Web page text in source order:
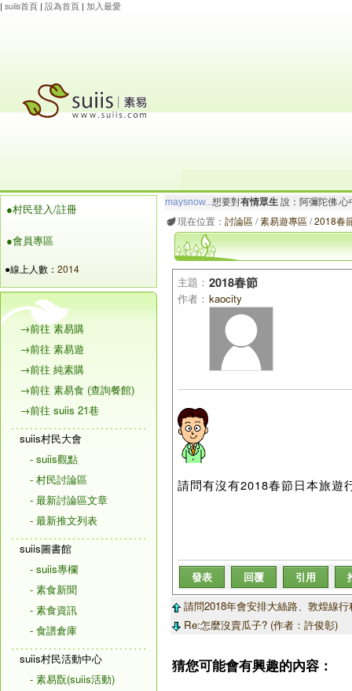
| suiis首頁 | 設為首頁 | 加入最愛
●村民登入/註冊
●會員專區
●線上人數： 2014
→前往 素易購
→前往 素易遊
→前往 純素購
→前往 素易食 (查詢餐館)
→前往 suiis 21巷
suiis村民大會
- suiis觀點
- 村民討論區
- 最新討論區文章
- 最新推文列表
suiis圖書館
- suiis專欄
- 素食新聞
- 素食資訊
- 食譜倉庫
suiis村民活動中心
- 素易翫(suiis活動)
maysnow...想要對有情眾生 說：阿彌陀佛.
玲瓏虹想要對 有情眾生說：阿彌陀佛.心寬
現在位置： 討論區/素易遊專區/2018春
主題： 2018春節
作者： kaocity
請問有沒有2018春節日本旅遊
發表 回覆 引用
請問2018年會安排大絲路、敦煌線
Re:怎麼沒賣瓜子? (作者：許俊彰)
猜您可能會有興趣的內容：